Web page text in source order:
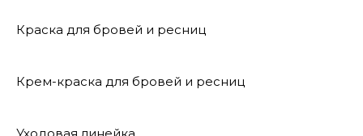
Краска для бровей и ресниц
Крем-краска для бровей и ресниц